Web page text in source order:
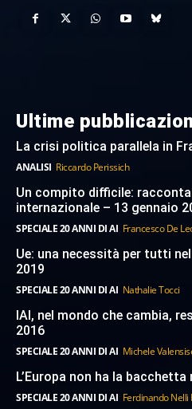
Ultime
La crisi politica parallela in
ANALISI Riccardo Perissich
Un compito difficile:
internazionale – 13 gennaio
SPECIALE 20 ANNI DI AI Francesco De
Ue: una necessità per tutti
2019
SPECIALE 20 ANNI DI AI Nathalie Tocci
IAI, nel mondo che cambia,
2016
SPECIALE 20 ANNI DI AI Michele
L’Europa non ha la
SPECIALE 20 ANNI DI AI Ferdinando Nelli